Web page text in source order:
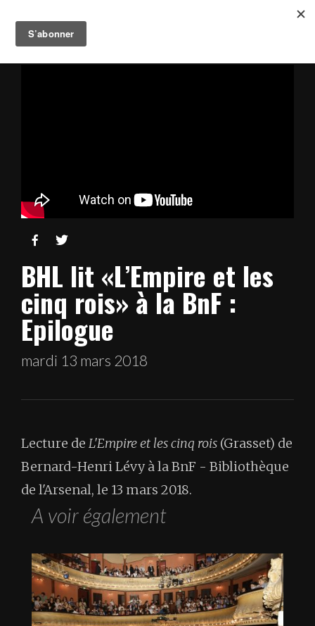
 
BHL lit «L’Empire et les
cinq rois» à la BnF :
Epilogue
mardi 13 mars 2018
Lecture de L'Empire et les cinq rois (Grasset) de
Bernard-Henri Lévy à la BnF - Bibliothèque
de l'Arsenal, le 13 mars 2018.
A voir également